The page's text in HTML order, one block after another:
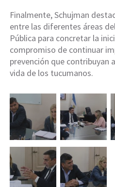
Finalmente, Schujman
entre las diferentes áreas
Pública para concretar la
compromiso de continuar
prevención que contribuyan
vida de los tucumanos.